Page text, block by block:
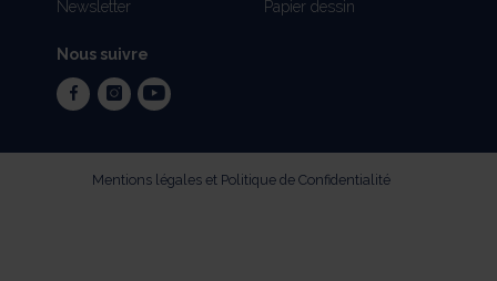
Newsletter
Papier dessin
Nous suivre
facebookinstagram
youtube
Mentions légales et Politique de Confidentialité